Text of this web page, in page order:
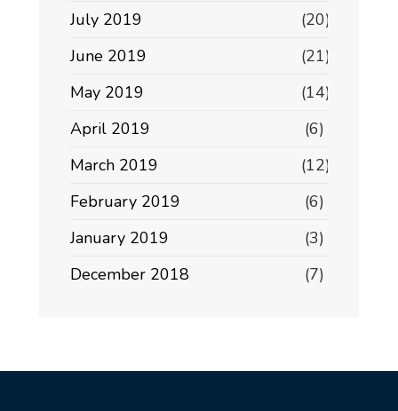
July 2019
(20)
June 2019
(21)
May 2019
(14)
April 2019
(6)
March 2019
(12)
February 2019
(6)
January 2019
(3)
December 2018
(7)